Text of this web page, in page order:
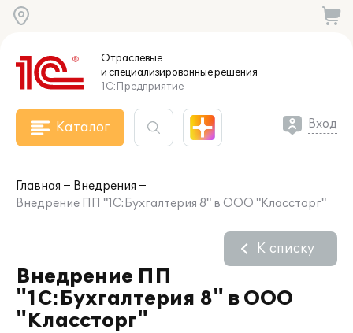
Отраслевые
и специализированныерешения
1С:Предприятие
Каталог Вход
Главная
Внедрения
Внедрение ПП "1С:Бухгалтерия 8" в ООО "Классторг"
Внедрение ПП
"1С:Бухгалтерия 8" в ООО
"Классторг"
К списку